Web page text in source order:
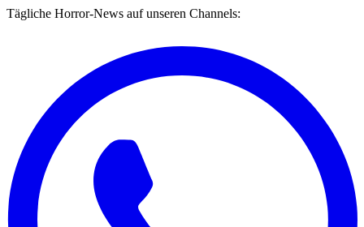
Tägliche Horror-News auf unseren Channels: